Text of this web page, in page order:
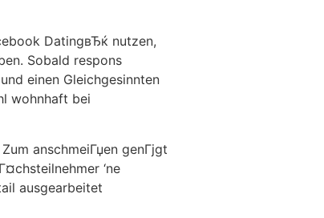
DatingвЂќ nutzen,
Sobald respons
einen Gleichgesinnten
wohnhaft bei
anschmeiГџen genГјgt
‘ne
ausgearbeitet